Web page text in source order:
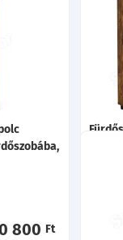
800 Ft